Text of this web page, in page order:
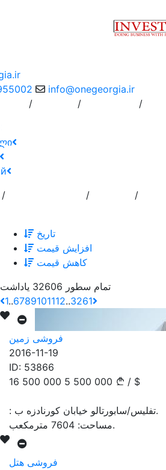
info@onegeorgia.ir
/ /
/
/ / /
تاریخ
افزایش قیمت
کاهش قیمت
تمام سطور 32606 یاداشت
1..6789101112..3261
فروشی زمین
2016-11-19
ID: 53866
16 500 000 5 500 000 / $
:
تفلیس/سابورتالو خیابان کورنادزه ب.
مساحت: 7604 مترمکعب.
فروشی هتل